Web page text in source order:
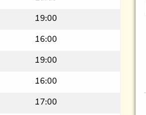
19:00
16:00
19:00
16:00
17:00